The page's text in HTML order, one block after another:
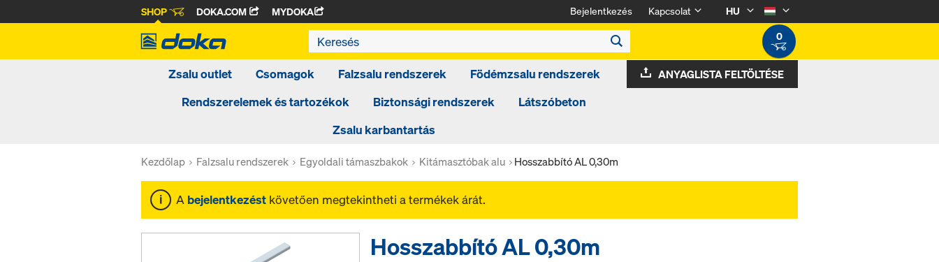
SHOP DOKA.COM MYDOKA Bejelentkezés Kapcsolat
HU
0
Zsalu outlet Csomagok Falzsalu rendszerek
Födémzsalu rendszerek
Rendszerelemek és tartozékok
Biztonsági rendszerek
Látszóbeton
Zsalu karbantartás
ANYAGLISTA FELTÖLTÉSE
Kezdőlap Falzsalu rendszerek Egyoldali támaszbakok Kitámasztóbak alu Hosszabbító AL 0,30m
A bejelentkezést követően megtekintheti a termékek árát.
Hosszabbító AL 0,30m